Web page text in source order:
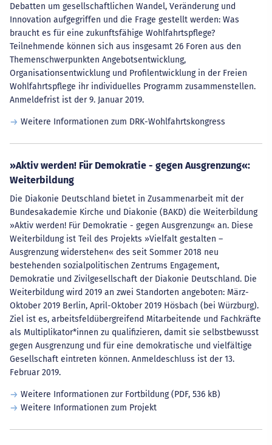
Debatten um gesellschaftlichen Wandel, Veränderung und
Innovation aufgegriffen und die Frage gestellt werden: Was
braucht es für eine zukunftsfähige Wohlfahrtspflege?
Teilnehmende können sich aus insgesamt 26 Foren aus den
Themenschwerpunkten Angebotsentwicklung,
Organisationsentwicklung und Profilentwicklung in der Freien
Wohlfahrtspflege ihr individuelles Programm zusammenstellen.
Anmeldefrist ist der 9. Januar 2019.
Weitere Informationen zum DRK-Wohlfahrtskongress
»Aktiv werden! Für Demokratie - gegen Ausgrenzung«:
Weiterbildung
Die Diakonie Deutschland bietet in Zusammenarbeit mit der
Bundesakademie Kirche und Diakonie (BAKD) die Weiterbildung
»Aktiv werden! Für Demokratie - gegen Ausgrenzung« an. Diese
Weiterbildung ist Teil des Projekts »Vielfalt gestalten –
Ausgrenzung widerstehen« des seit Sommer 2018 neu
bestehenden sozialpolitischen Zentrums Engagement,
Demokratie und Zivilgesellschaft der Diakonie Deutschland. Die
Weiterbildung wird 2019 an zwei Standorten angeboten: März-
Oktober 2019 Berlin, April-Oktober 2019 Hösbach (bei Würzburg).
Ziel ist es, arbeitsfeldübergreifend Mitarbeitende und Fachkräfte
als Multiplikator*innen zu qualifizieren, damit sie selbstbewusst
gegen Ausgrenzung und für eine demokratische und vielfältige
Gesellschaft eintreten können. Anmeldeschluss ist der 13.
Februar 2019.
Weitere Informationen zur Fortbildung(PDF, 536 kB)
Weitere Informationen zum Projekt